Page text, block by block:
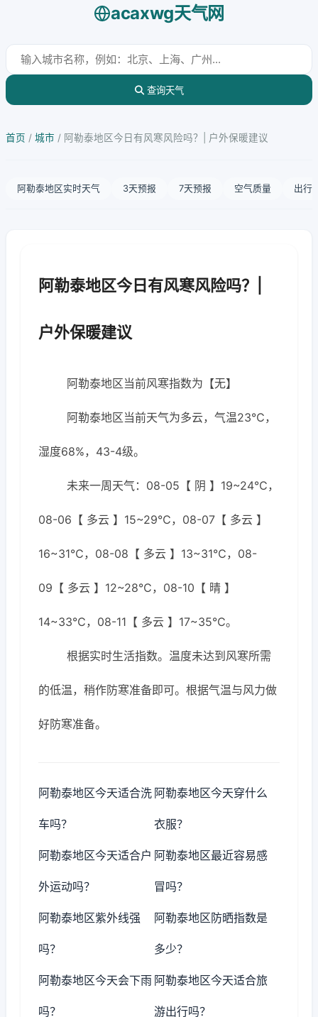
acaxwg天气网
查询天气
首页 / 城市 / 阿勒泰地区今日有风寒风险吗？| 户外保暖建议
阿勒泰地区实时天气 3天预报 7天预报 空气质量 出行
阿勒泰地区今日有风寒风险吗？|
户外保暖建议
阿勒泰地区当前风寒指数为【无】
阿勒泰地区当前天气为多云，气温23℃，
湿度68%，43-4级。
未来一周天气：08-05【 阴 】19~24℃，
08-06【 多云 】15~29℃，08-07【 多云 】
16~31℃，08-08【 多云 】13~31℃，08-
09【 多云 】12~28℃，08-10【 晴 】
14~33℃，08-11【 多云 】17~35℃。
根据实时生活指数。温度未达到风寒所需
的低温，稍作防寒准备即可。根据气温与风力做
好防寒准备。
阿勒泰地区今天适合洗
车吗？
阿勒泰地区今天穿什么
衣服？
阿勒泰地区今天适合户
外运动吗？
阿勒泰地区最近容易感
冒吗？
阿勒泰地区紫外线强
吗？
阿勒泰地区防晒指数是
多少？
阿勒泰地区今天会下雨
吗？
阿勒泰地区今天适合旅
游出行吗？